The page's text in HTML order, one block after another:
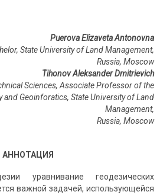
Puerova Elizaveta Antonovna
State University of Land Management,
Russia, Moscow
Tihonov Aleksander Dmitrievich
Sciences, Associate Professor of the
and Geoinforatics, State University of Land
Management,
Russia, Moscow
АННОТАЦИЯ
уравнивание геодезических
важной задачей, использующейся